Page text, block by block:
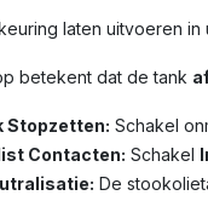
laten uitvoeren
betekent dat de tank
Stopzetten: Schakel
Contacten: Schakel
De